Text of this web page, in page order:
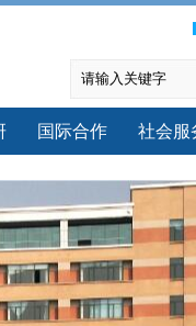
国际合作 社会服